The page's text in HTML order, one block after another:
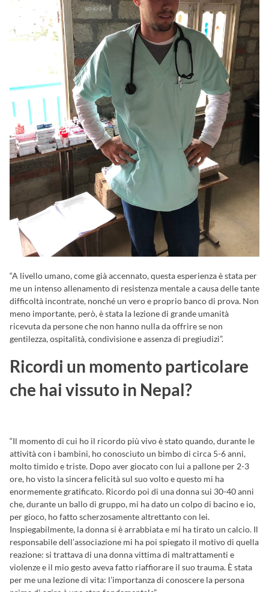
“A livello umano, come già accennato, questa esperienza è stata per
me un intenso allenamento di resistenza mentale a causa delle tante
difficoltà incontrate, nonché un vero e proprio banco di prova. Non
meno importante, però, è stata la lezione di grande umanità
ricevuta da persone che non hanno nulla da offrire se non
gentilezza, ospitalità, condivisione e assenza di pregiudizi”.
Ricordi un momento particolare
che hai vissuto in Nepal?
“Il momento di cui ho il ricordo più vivo è stato quando, durante le
attività con i bambini, ho conosciuto un bimbo di circa 5-6 anni,
molto timido e triste. Dopo aver giocato con lui a pallone per 2-3
ore, ho visto la sincera felicità sul suo volto e questo mi ha
enormemente gratificato. Ricordo poi di una donna sui 30-40 anni
che, durante un ballo di gruppo, mi ha dato un colpo di bacino e io,
per gioco, ho fatto scherzosamente altrettanto con lei.
Inspiegabilmente, la donna si è arrabbiata e mi ha tirato un calcio. Il
responsabile dell’associazione mi ha poi spiegato il motivo di quella
reazione: si trattava di una donna vittima di maltrattamenti e
violenze e il mio gesto aveva fatto riaffiorare il suo trauma. È stata
per me una lezione di vita: l’importanza di conoscere la persona